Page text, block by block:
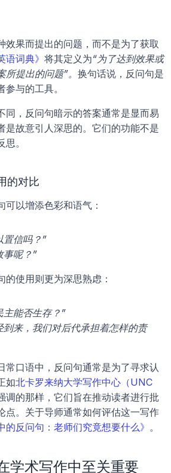
效果而提出的问题，而不是为了获取
语词典》 将其定义为“为了达到效果或
提出的问题”。 换句话说，反问句是
与的工具。
同，反问句暗示的答案通常是显而易
是故意引人深思的。它们的功能不是
。
的对比
以增添色彩和语气：
置信吗？”
事呢？”
使用则更为深思熟虑：
主能否生存？”
到来，我们对后代承担着怎样的责
常口语中，反问句通常是为了寻求认
如北卡罗来纳大学写作中心（UNC
调的那样，它们旨在推动读者进行批
点。关于导师通常如何评估这一写作
的反问句：老师们究竟想要什么》 。
学术写作中至关重要